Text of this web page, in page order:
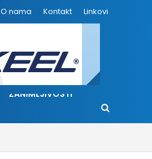
O nama Kontakt Linkovi
ZANIMLJIVOSTI